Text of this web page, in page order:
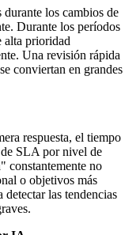
los cambios de
Durante los períodos
alta prioridad
Una revisión rápida
conviertan en grandes
respuesta, el tiempo
SLA por nivel de
constantemente no
o objetivos más
las tendencias